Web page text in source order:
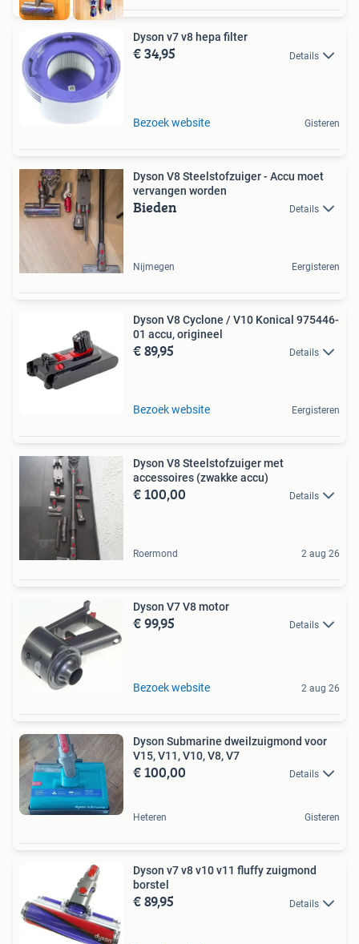
Dyson v7 v8 hepa filter
€ 34,95 Details
Bezoek website Gisteren
Dyson V8 Steelstofzuiger - Accu moet
vervangen worden
Bieden Details
Nijmegen Eergisteren
Dyson V8 Cyclone / V10 Konical 975446-
01 accu, origineel
€ 89,95 Details
Bezoek website Eergisteren
Dyson V8 Steelstofzuiger met
accessoires (zwakke accu)
€ 100,00 Details
Roermond 2 aug 26
Dyson V7 V8 motor
€ 99,95 Details
Bezoek website 2 aug 26
Dyson Submarine dweilzuigmond voor
V15, V11, V10, V8, V7
€ 100,00 Details
Heteren Gisteren
Dyson v7 v8 v10 v11 fluffy zuigmond
borstel
€ 89,95 Details